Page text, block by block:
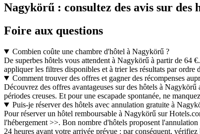
Nagykörű : consultez des avis sur des
Foire aux questions
Combien coûte une chambre d'hôtel à Nagykörű ?
De superbes hôtels vous attendent à Nagykörű à partir de 64
appliquer les filtres disponibles et à trier les résultats par ordre
Comment trouver des offres et gagner des récompenses
Découvrez des offres avantageuses sur des hôtels à
périodes creuses. Et pour une escapade spontanée, ne
Puis-je réserver des hôtels avec annulation gratuite à
Pour réserver un hôtel remboursable à Nagykörű sur
l'hébergement >>. Bon nombre d'hôtels proposent
24 heures avant votre arrivée prévue : par conséquent,